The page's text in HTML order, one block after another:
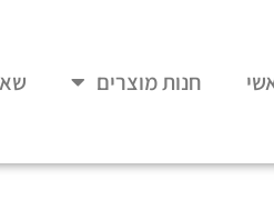
חנות מוצרים